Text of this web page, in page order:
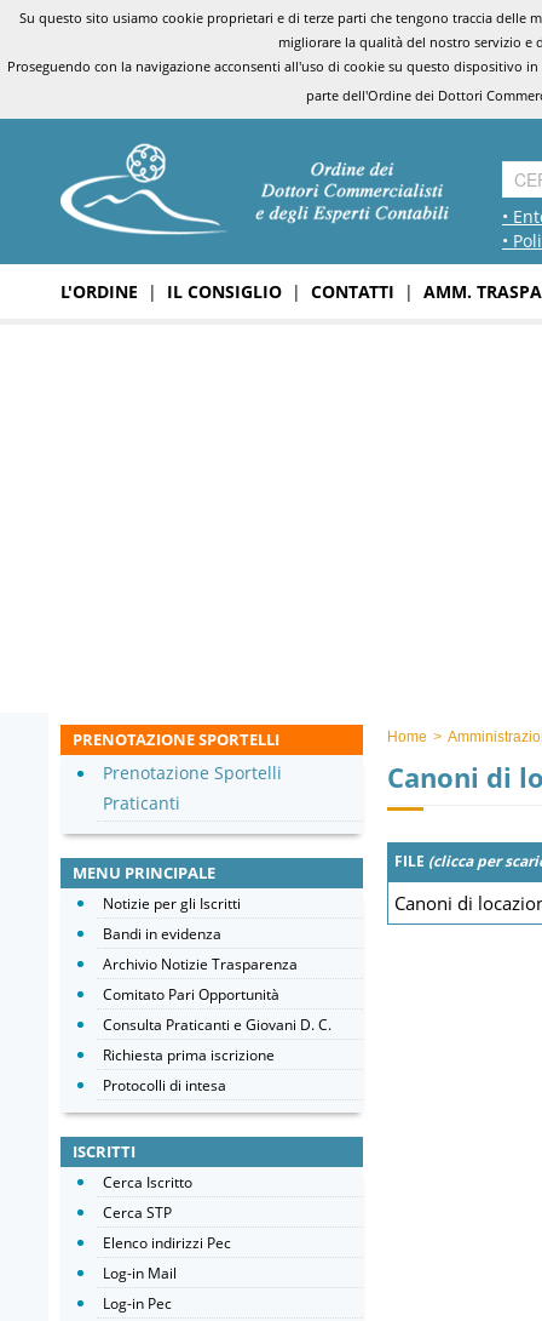
Su questo sito usiamo cookie proprietari e di terze parti che tengono traccia
migliorare la qualità del nostro servizio e
Proseguendo con la navigazione acconsenti all'uso di cookie su questo dispositivo
parte dell'Ordine dei Dottori
•
•
L'ORDINE | IL CONSIGLIO | CONTATTI | AMM.
Home >
Canoni di
FILE (clicca per
Canoni di
PRENOTAZIONE SPORTELLI
Prenotazione Sportelli
Praticanti
MENU PRINCIPALE
Notizie per gli Iscritti
Bandi in evidenza
Archivio Notizie Trasparenza
Comitato Pari Opportunità
Consulta Praticanti e Giovani D. C.
Richiesta prima iscrizione
Protocolli di intesa
ISCRITTI
Cerca Iscritto
Cerca STP
Elenco indirizzi Pec
Log-in Mail
Log-in Pec